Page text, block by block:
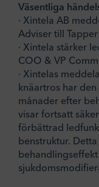
Väsentliga
· Xintela AB
Adviser till
· Xintela stärker
COO & VP
· Xintelas
knäartros har
månader efter
visar fortsatt
förbättrad
benstruktur.